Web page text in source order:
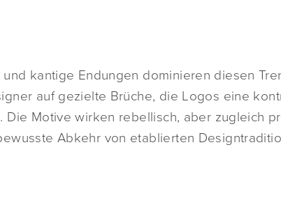
und kantige Endungen dominieren diesen
auf gezielte Brüche, die Logos eine
Die Motive wirken rebellisch, aber zugleich
Abkehr von etablierten